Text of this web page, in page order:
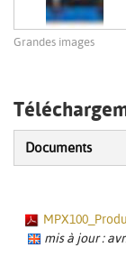
Grandes images
Documents
mis à jour :